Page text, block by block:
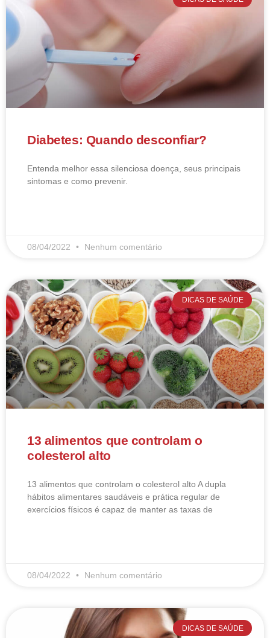
Diabetes: Quando desconfiar?
Entenda melhor essa silenciosa doença, seus principais
sintomas e como prevenir.
08/04/2022 Nenhum comentário
DICAS DE SAÚDE
13 alimentos que controlam o
colesterol alto
13 alimentos que controlam o colesterol alto​ A dupla
hábitos alimentares saudáveis e prática regular de
exercícios físicos é capaz de manter as taxas de
08/04/2022 Nenhum comentário
DICAS DE SAÚDE